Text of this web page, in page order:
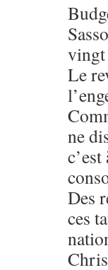
vingt
Le
ne
Des
ces